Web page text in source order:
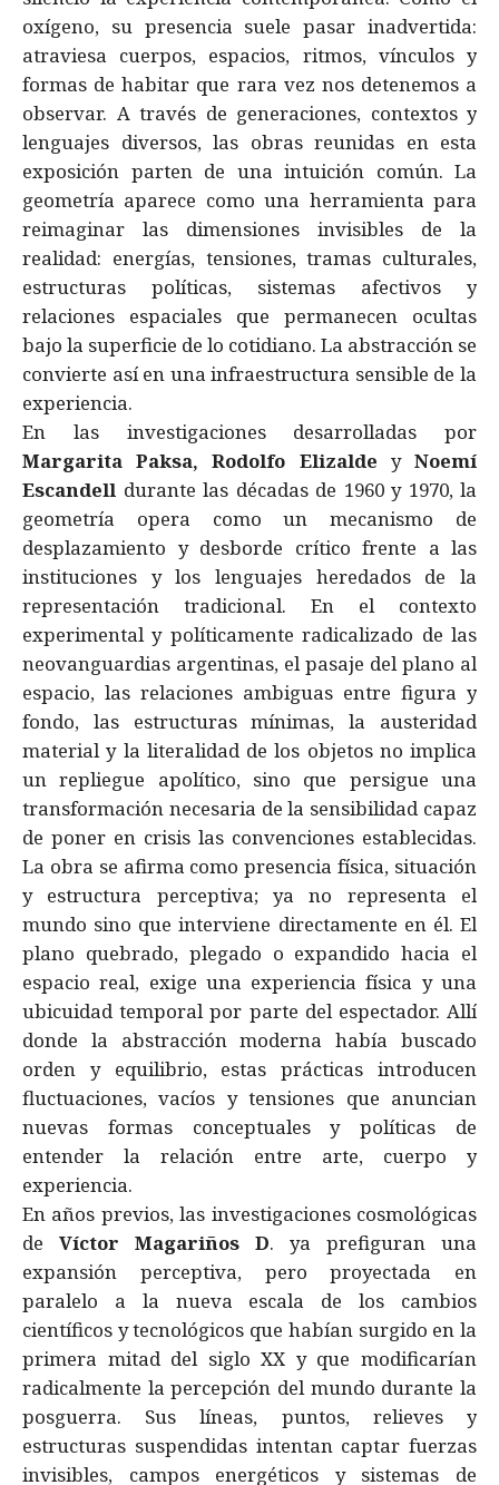
oxígeno, su presencia suele pasar inadvertida:
atraviesa cuerpos, espacios, ritmos, vínculos y
formas de habitar que rara vez nos detenemos a
observar. A través de generaciones, contextos y
lenguajes diversos, las obras reunidas en esta
exposición parten de una intuición común. La
geometría aparece como una herramienta para
reimaginar las dimensiones invisibles de la
realidad: energías, tensiones, tramas culturales,
estructuras políticas, sistemas afectivos y
relaciones espaciales que permanecen ocultas
bajo la superficie de lo cotidiano. La abstracción se
convierte así en una infraestructura sensible de la
experiencia.
En las investigaciones desarrolladas por
Margarita Paksa, Rodolfo Elizalde yNoemí
Escandell durante las décadas de 1960 y 1970, la
geometría opera como un mecanismo de
desplazamiento y desborde crítico frente a las
instituciones y los lenguajes heredados de la
representación tradicional. En el contexto
experimental y políticamente radicalizado de las
neovanguardias argentinas, el pasaje del plano al
espacio, las relaciones ambiguas entre figura y
fondo, las estructuras mínimas, la austeridad
material y la literalidad de los objetos no implica
un repliegue apolítico, sino que persigue una
transformación necesaria de la sensibilidad capaz
de poner en crisis las convenciones establecidas.
La obra se afirma como presencia física, situación
y estructura perceptiva; ya no representa el
mundo sino que interviene directamente en él. El
plano quebrado, plegado o expandido hacia el
espacio real, exige una experiencia física y una
ubicuidad temporal por parte del espectador. Allí
donde la abstracción moderna había buscado
orden y equilibrio, estas prácticas introducen
fluctuaciones, vacíos y tensiones que anuncian
nuevas formas conceptuales y políticas de
entender la relación entre arte, cuerpo y
experiencia.
En años previos, las investigaciones cosmológicas
de Víctor Magariños D. ya prefiguran una
expansión perceptiva, pero proyectada en
paralelo a la nueva escala de los cambios
científicos y tecnológicos que habían surgido en la
primera mitad del siglo XX y que modificarían
radicalmente la percepción del mundo durante la
posguerra. Sus líneas, puntos, relieves y
estructuras suspendidas intentan captar fuerzas
invisibles, campos energéticos y sistemas de